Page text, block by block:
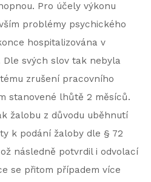
Pro účely výkonu
problémy psychického
hospitalizována v
svých slov tak nebyla
zrušení pracovního
stanovené lhůtě 2 měsíců.
žalobu z důvodu uběhnutí
k podání žaloby dle § 72
následně potvrdil i odvolací
se přitom případem více